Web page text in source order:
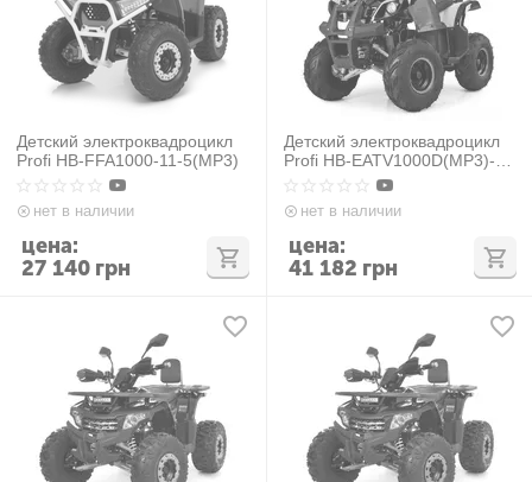
Детский электроквадроцикл
Profi HB-FFA1000-11-5(MP3)
нет в наличии
27 140 грн
цена:
Детский электроквадроцикл
Profi HB-EATV1000D(MP3)-2-
5
нет в наличии
41 182 грн
цена: